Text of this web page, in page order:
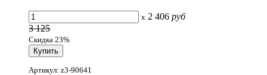
x 2 406 руб
3 125
Скидка 23%
Артикул: z3-90641